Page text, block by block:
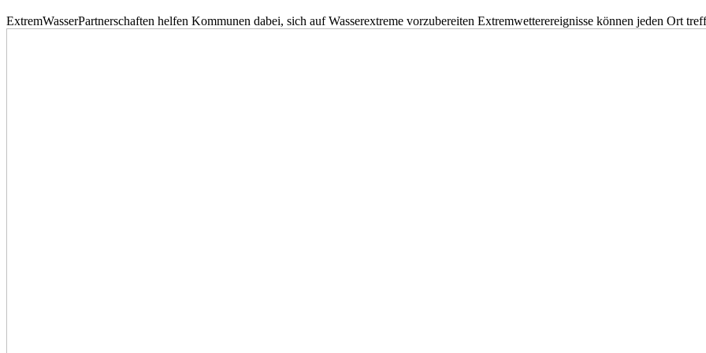
ExtremWasserPartnerschaften helfen Kommunen dabei, sich auf Wasserextreme vorzubereiten Extremwetterereignisse können jeden Ort